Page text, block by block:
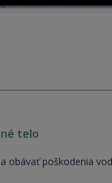
telo
obávať poškodenia